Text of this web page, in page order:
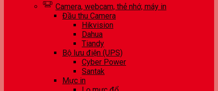
Camera, webcam, thẻ nhớ, máy in
Đầu thu Camera
Hikvision
Dahua
Tiandy
Bộ lưu điện (UPS)
Cyber Power
Santak
Mực in